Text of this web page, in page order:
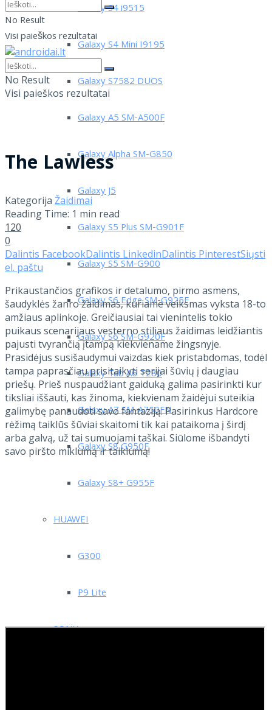
Galaxy S4 i9515
Galaxy S4 Mini I9195
Galaxy S7582 DUOS
Galaxy A5 SM-A500F
Galaxy Alpha SM-G850
Galaxy J5
Galaxy S5 Plus SM-G901F
Galaxy S5 SM-G900
Galaxy S6 Edge SM-G925F
Galaxy S6 SM-G920F
Galaxy Tab A6 T280
Galaxy A7 SM-A750FN
Galaxy S8 G950F
Galaxy S8+ G955F
HUAWEI
G300
P9 Lite
SONY
No Result
Visi paieškos rezultatai
No Result
Visi paieškos rezultatai
The Lawless
Kategorija Žaidimai
Reading Time: 1 min read
120
0
Dalintis FacebookDalintis LinkedinDalintis PinterestSiųsti
el. paštu
Prikaustančios grafikos ir detalumo, pirmo asmens,
šaudyklės žanro žaidimas, kuriame veiksmas vyksta 18-to
amžiaus aplinkoje. Greičiausiai tai vienintelis tokio
puikaus scenarijaus vesterno stiliaus žaidimas leidžiantis
pajusti tvyrančią įtampą kiekviename žingsnyje.
Prasidėjus susišaudymui vaizdas kiek pristabdomas, todėl
tampa paprasčiau prisitaikyti serijai šūvių į daugiau
priešų. Prieš nuspaudžiant gaiduką galima pasirinkti kur
tiksliai iššauti, kas žinoma, kiekvienam žaidėjui suteikia
galimybę panaudoti savo fantaziją.Pasirinkus Hardcore
rėžimą taiklūs šūviai skaitomi tik kai pataikoma į širdį
arba galvą, už tai sumuojami taškai. Siūlome išbandyti
savo piršto miklumą ir taiklumą!